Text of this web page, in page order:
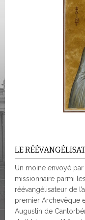
LE
Un moine envoyé
missionnaire parmi
réévangélisateur de
premier Archevêque
Augustin de